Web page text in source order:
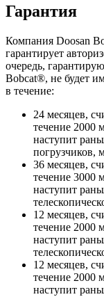
Гарантия
Компания Doosan
гарантирует
очередь,
Bobcat®, не будет
в течение:
24 месяцев,
течение 2000
наступит
погрузчиков,
36 месяцев,
течение 3000
наступит
12 месяцев,
течение 2000
наступит
12 месяцев,
течение 2000
наступит